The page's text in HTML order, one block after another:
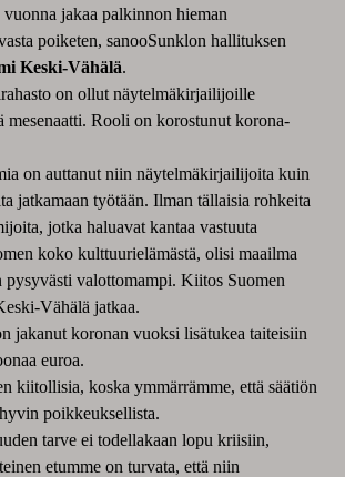
jakaa palkinnon hieman
poiketen, sanooSunklon hallituksen
Keski-Vähälä.
on ollut näytelmäkirjailijoille
mesenaatti. Rooli on korostunut korona-
on auttanut niin näytelmäkirjailijoita kuin
jatkamaan työtään. Ilman tällaisia rohkeita
jotka haluavat kantaa vastuuta
koko kulttuurielämästä, olisi maailma
valottomampi. Kiitos Suomen
Vähälä jatkaa.
jakanut koronan vuoksi lisätukea taiteisiin
euroa.
kiitollisia, koska ymmärrämme, että säätiön
poikkeuksellista.
tarve ei todellakaan lopu kriisiin,
etumme on turvata, että niin